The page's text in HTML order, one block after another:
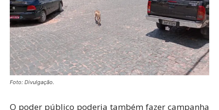
Foto: Divulgação.
O poder público poderia também fazer campanha